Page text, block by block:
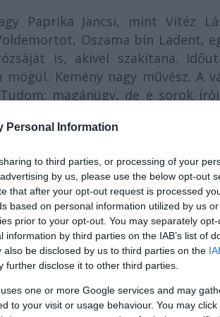
Personal Information
to third parties, or processing of your
by us, please use the below opt-out
that after your opt-out request is processed
based on personal information utilized by us
prior to your opt-out. You may separately
by third parties on the IAB’s list of
be disclosed by us to third parties on the
further disclose it to other third parties.
one or more Google services and may
to your visit or usage behaviour. You may
Paprika Jancsi, mint Vitéz
Oszama bin Ladent,
is, akivel szakítana.
Kemény nagy művész. A
magánügy, de e sorok
ugyanazon a hangon szólt, mint
bábszerűek. Vincente
Fabray és Jack Buchnan
Színházban a paraván -
babruhát viselnek,
Kutyakülsőségek helyett
hagyomány Fehér Bohóca.
hipp-hopp boyt.
zengett.